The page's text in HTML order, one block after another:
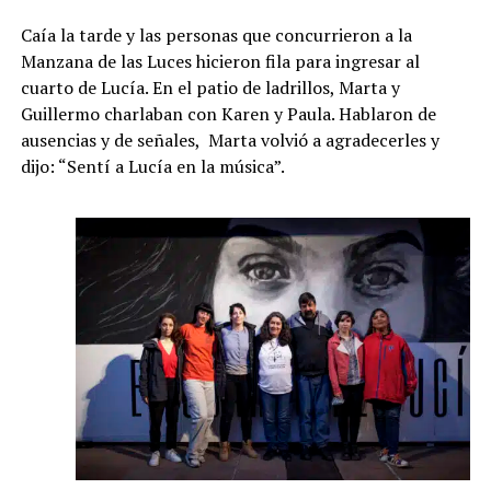
Caía la tarde y las personas que concurrieron a la
Manzana de las Luces hicieron fila para ingresar al
cuarto de Lucía. En el patio de ladrillos, Marta y
Guillermo charlaban con Karen y Paula. Hablaron de
ausencias y de señales, Marta volvió a agradecerles y
dijo: “Sentí a Lucía en la música”.